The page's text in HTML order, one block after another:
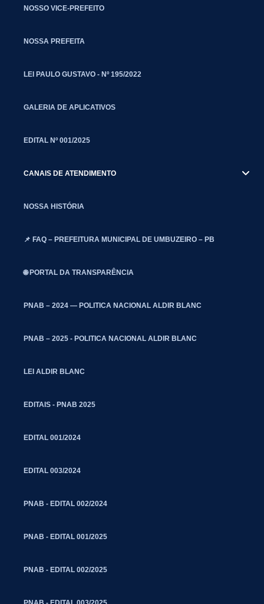
NOSSO VICE-PREFEITO
NOSSA PREFEITA
LEI PAULO GUSTAVO - Nº 195/2022
GALERIA DE APLICATIVOS
EDITAL Nº 001/2025
CANAIS DE ATENDIMENTO
NOSSA HISTÓRIA
📌 FAQ – PREFEITURA MUNICIPAL DE UMBUZEIRO – PB
🌐 PORTAL DA TRANSPARÊNCIA
PNAB – 2024 — POLITICA NACIONAL ALDIR BLANC
PNAB – 2025 - POLITICA NACIONAL ALDIR BLANC
LEI ALDIR BLANC
EDITAIS - PNAB 2025
EDITAL 001/2024
EDITAL 003/2024
PNAB - EDITAL 002/2024
PNAB - EDITAL 001/2025
PNAB - EDITAL 002/2025